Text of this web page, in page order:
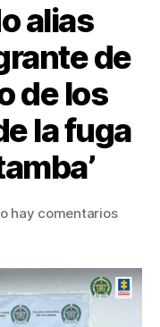
alias
de
de los
la fuga
hay comentariosen